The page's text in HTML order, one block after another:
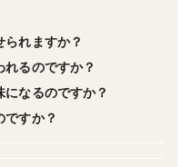
がとうございます。
みの上、ご購入頂きます
られますか？
るのですか？
になるのですか？
ですか？